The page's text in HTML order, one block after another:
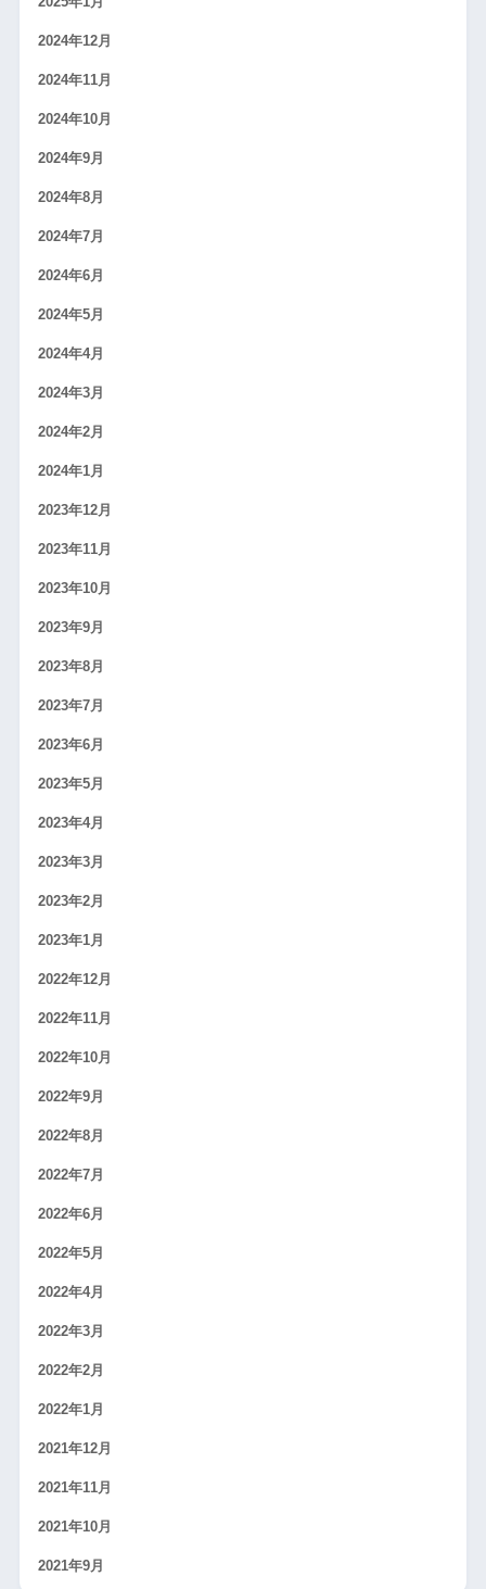
2024年12月
2024年11月
2024年10月
2024年9月
2024年8月
2024年7月
2024年6月
2024年5月
2024年4月
2024年3月
2024年2月
2024年1月
2023年12月
2023年11月
2023年10月
2023年9月
2023年8月
2023年7月
2023年6月
2023年5月
2023年4月
2023年3月
2023年2月
2023年1月
2022年12月
2022年11月
2022年10月
2022年9月
2022年8月
2022年7月
2022年6月
2022年5月
2022年4月
2022年3月
2022年2月
2022年1月
2021年12月
2021年11月
2021年10月
2021年9月